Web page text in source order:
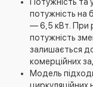
потужність на
— 6,5 кВт. При
потужність
залишається
комерційних
Модель